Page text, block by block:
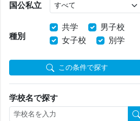
国公私立
種別
共学
男子校
女子校
別学
この条件で探す
学校名で探す